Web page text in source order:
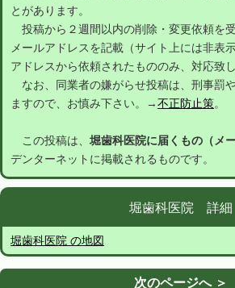
とがあります。
投稿から２週間以内の削除・変更依頼を
メールアドレスを記載（サイト上には非表
アドレスから依頼されたもののみ、対応致し
なお、同業者の嫌がらせ投稿は、刑事罰
ますので、お慎み下さい。→不正防止策。
この投稿は、 堀歯科医院に届くもの（メ
デンターネットに掲載されるものです。
堀歯科医院 詳細
堀歯科医院 の地図
次のページへ ＞